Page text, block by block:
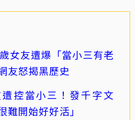
女友遭爆「當小三有老
友怒揭黑歷史
控當小三！發千字文
難開始好好活」